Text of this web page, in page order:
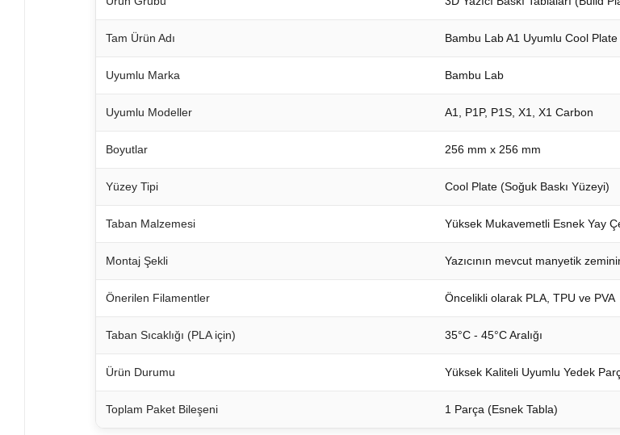
Tam Ürün Adı Bambu Lab A1 Uyumlu Cool Plate
Uyumlu Marka Bambu Lab
Uyumlu Modeller A1, P1P, P1S, X1, X1 Carbon
Boyutlar 256 mm x 256 mm
Yüzey Tipi Cool Plate (Soğuk Baskı Yüzeyi)
Taban Malzemesi Yüksek Mukavemetli Esnek Yay
Montaj Şekli Yazıcının mevcut manyetik
Önerilen Filamentler Öncelikli olarak PLA, TPU ve PVA
Taban Sıcaklığı (PLA için) 35°C - 45°C Aralığı
Ürün Durumu Yüksek Kaliteli Uyumlu Yedek
Toplam Paket Bileşeni 1 Parça (Esnek Tabla)